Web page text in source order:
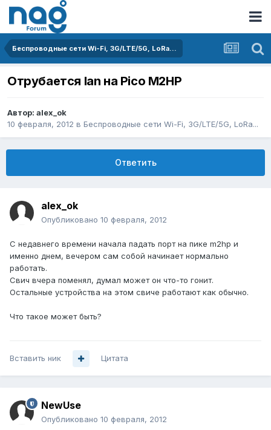
Беспроводные сети Wi-Fi, 3G/LTE/5G, LoRa...
Отрубается lan на Pico M2HP
Автор: alex_ok
10 февраля, 2012 в Беспроводные сети Wi-Fi, 3G/LTE/5G, LoRa...
Ответить
alex_ok
Опубликовано 10 февраля, 2012
С недавнего времени начала падать порт на пике m2hp и
именно днем, вечером сам собой начинает нормально
работать.
Свич вчера поменял, думал может он что-то гонит.
Остальные устройства на этом свиче работают как обычно.
Что такое может быть?
Вставить ник Цитата
NewUse
Опубликовано 10 февраля, 2012